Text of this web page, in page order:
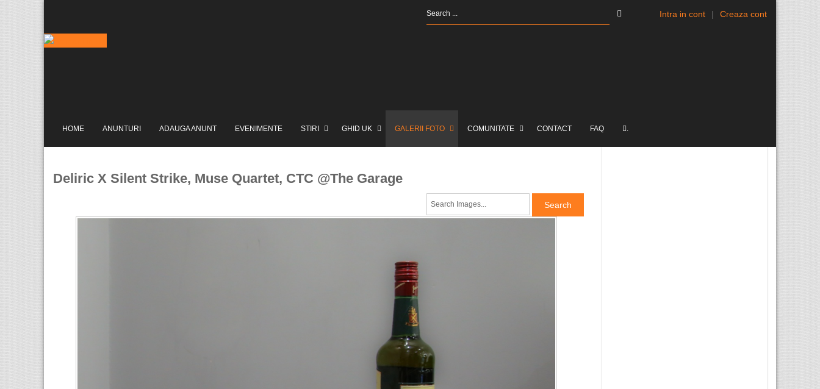
Intra in cont | Creaza cont
HOME ANUNTURI ADAUGA ANUNT EVENIMENTE STIRI GHID UK GALERII FOTO COMUNITATE CONTACT FAQ .
Deliric X Silent Strike, Muse Quartet, CTC @The Garage